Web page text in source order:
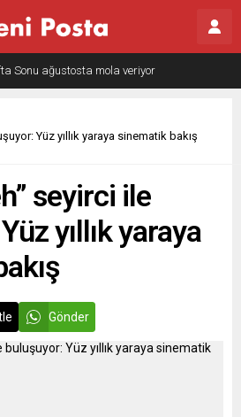
Sonu ağustosta mola veriyor
Yüz yıllık yaraya sinematik bakış
seyirci ile
yıllık yaraya
Gönder